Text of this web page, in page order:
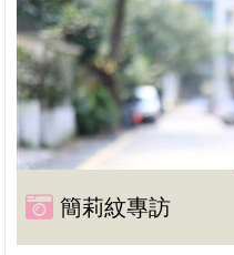
簡莉紋專訪